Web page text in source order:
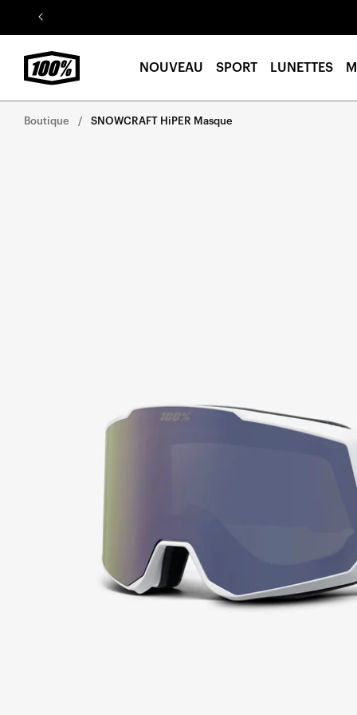
Aller au
contenu
NOUVEAU SPORT LUNETTES
Boutique SNOWCRAFT HiPER Masque